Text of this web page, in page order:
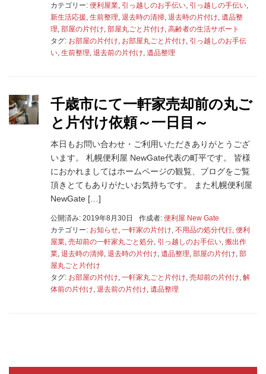
カテゴリー: 便利屋業 引っ越しのお手伝い 引っ越しの手伝い
新生活応援 生前整理 退去時の清掃 退去時の片付け 遺品整
理 部屋の片付け 部屋丸ごと片付け 高齢者の生活サポート
タグ: お部屋の片付け お部屋丸ごと片付け 引っ越しのお手伝
い 生前整理 退去前の片付け 遺品整理
千歳市にて一軒家売却前の丸ご
と片付け依頼～一日目～
本日もお問い合わせ・ご利用いただきありがとうござ
います。 札幌便利屋 NewGate代表の町平です。 皆様
におかれましてはホームページの観覧、ブログをご覧
頂きとてもありがたいお気持ちです。 また札幌便利屋
NewGate […]
公開済み: 2019年8月30日 作成者: 便利屋 New Gate
カテゴリー: お知らせ, 一軒家の片付け, 不用品の処分代行, 便利
屋業, 売却前の一軒家丸ごと処分, 引っ越しのお手伝い, 搬出作
業, 退去時の清掃, 退去時の片付け, 遺品整理, 部屋の片付け, 部
屋丸ごと片付け
タグ: お部屋の片付け, 一軒家丸ごと片付け, 売却前の片付け, 解
体前の片付け, 退去前の片付け, 遺品整理